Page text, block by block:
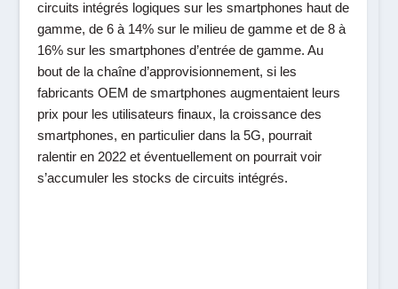
circuits intégrés logiques sur les smartphones haut de
gamme, de 6 à 14% sur le milieu de gamme et de 8 à
16% sur les smartphones d’entrée de gamme. Au
bout de la chaîne d’approvisionnement, si les
fabricants OEM de smartphones augmentaient leurs
prix pour les utilisateurs finaux, la croissance des
smartphones, en particulier dans la 5G, pourrait
ralentir en 2022 et éventuellement on pourrait voir
s’accumuler les stocks de circuits intégrés.